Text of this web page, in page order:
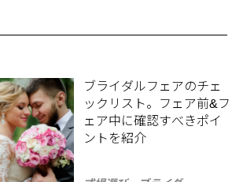
ブライダルフェアのチェ
ックリスト。フェア前&フ
ェア中に確認すべきポイ
ントを紹介